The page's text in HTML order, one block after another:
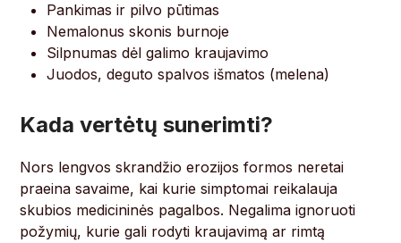
Pankimas ir pilvo pūtimas
Nemalonus skonis burnoje
Silpnumas dėl galimo kraujavimo
Juodos, deguto spalvos išmatos (melena)
Kada vertėtų sunerimti?
Nors lengvos skrandžio erozijos formos neretai
praeina savaime, kai kurie simptomai reikalauja
skubios medicininės pagalbos. Negalima ignoruoti
požymių, kurie gali rodyti kraujavimą ar rimtą